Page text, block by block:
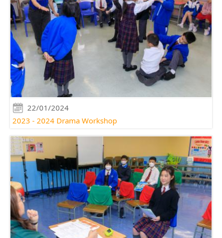
22/01/2024
2023 - 2024 Drama Workshop